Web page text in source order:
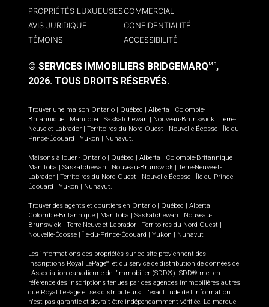
PROPRIÉTÉS LUXUEUSESCOMMERCIAL
AVIS JURIDIQUE
CONFIDENTIALITÉ
TÉMOINS
ACCESSIBILITÉ
© SERVICES IMMOBILIERS BRIDGEMARQ MD,
2026. TOUS DROITS RÉSERVÉS.
Trouver une maison Ontario Québec Alberta
Colombie-
Britannique
Manitoba Saskatchewan Nouveau-Brunswick
Terre-
Neuve-et-Labrador
Territoires du Nord-Ouest Nouvelle-Écosse
Île-du-
Prince-Édouard
Yukon Nunavut.
Maisons à louer - Ontario Québec Alberta Colombie-Britannique
Manitoba
Saskatchewan Nouveau-Brunswick
Terre-Neuve-et-
Labrador
Territoires du Nord-Ouest Nouvelle-Écosse
Île-du-Prince-
Édouard
Yukon Nunavut.
Trouver des agents et courtiers en Ontario Québec Alberta
Colombie-Britannique
Manitoba Saskatchewan
Nouveau-
Brunswick
Terre-Neuve-et-Labrador Territoires du Nord-Ouest
Nouvelle-Écosse
Île-du-Prince-Édouard Yukon Nunavut
Les informations des propriétés sur ce site proviennent des
inscriptions Royal LePageMD et du service de distribution de données de
l'Association canadienne de l’immobilier (SDD®). SDD® met en
référence des inscriptions tenues par des agences immobilières autres
que Royal LePage et ses distributeurs. L'exactitude de l'information
n'est pas garantie et devrait être indépendamment vérifiée. La marque